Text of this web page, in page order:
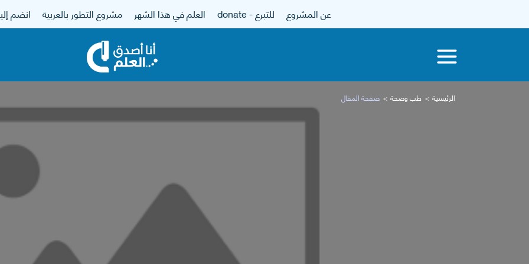
عن المشروع للتبرع - donate العلم في هذا الشهر مشروع التطور بالعربية انضم
الرئيسية طب وصحة صفحة المقال